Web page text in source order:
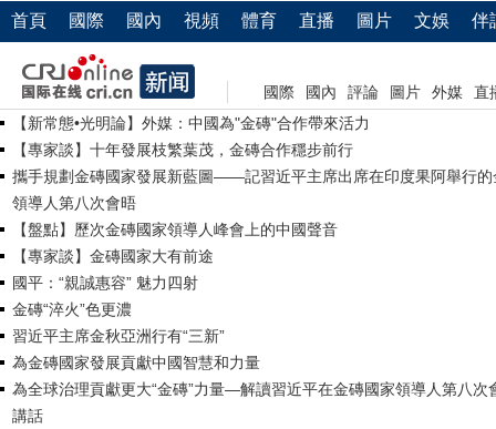
首頁 國際 國內 視頻 體育 直播 圖片 文娛 伴
國際 國內 評論 圖片 外媒
直
【新常態•光明論】外媒：中國為"金磚"合作帶來活力
【專家談】十年發展枝繁葉茂，金磚合作穩步前行
攜手規劃金磚國家發展新藍圖——記習近平主席出席在印度果阿舉行的
領導人第八次會晤
【盤點】歷次金磚國家領導人峰會上的中國聲音
【專家談】金磚國家大有前途
國平：“親誠惠容” 魅力四射
金磚“淬火”色更濃
習近平主席金秋亞洲行有“三新”
為金磚國家發展貢獻中國智慧和力量
為全球治理貢獻更大“金磚”力量—解讀習近平在金磚國家領導人第八次
講話